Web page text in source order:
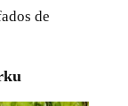
de